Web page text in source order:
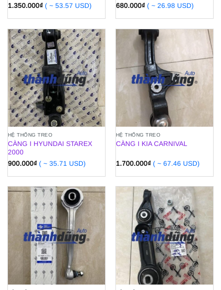
1.350.000₫ ( ~ 53.57 USD) 680.000₫ ( ~ 26.98 USD)
HỆ THỐNG TREO
CÀNG I HYUNDAI STAREX
2000
900.000₫ ( ~ 35.71 USD)
HỆ THỐNG TREO
CÀNG I KIA CARNIVAL
1.700.000₫ ( ~ 67.46 USD)